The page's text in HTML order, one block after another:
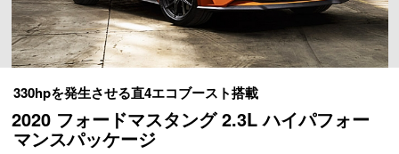
330hpを発生させる直4エコブースト搭載
2020 フォードマスタング 2.3L ハイパフォー
マンスパッケージ